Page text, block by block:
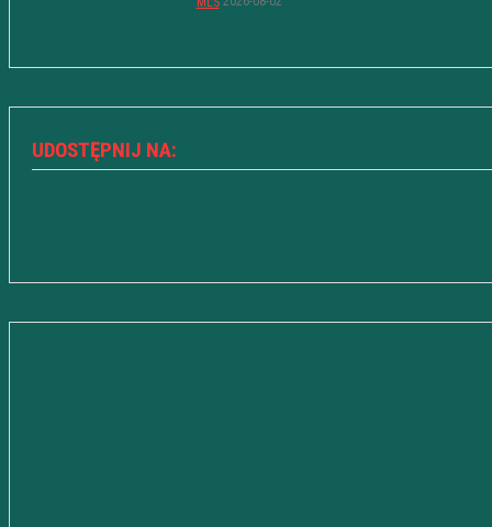
UDOSTĘPNIJ NA: